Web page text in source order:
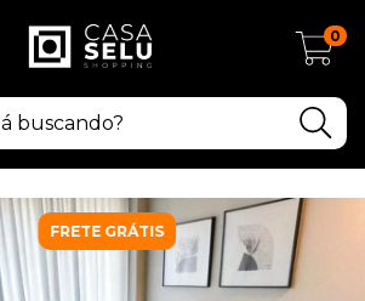
0
FRETE GRÁTIS